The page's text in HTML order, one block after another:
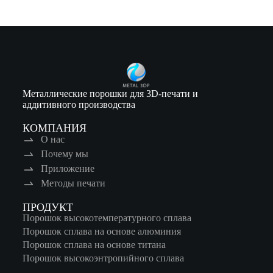
Металлические порошки для 3D-печати и
аддитивного производства
КОМПАНИЯ
О нас
Почему мы
Приложение
Методы печати
ПРОДУКТ
Порошок высокотемпературного сплава
Порошок сплава на основе алюминия
Порошок сплава на основе титана
Порошок высокоэнтропийного сплава